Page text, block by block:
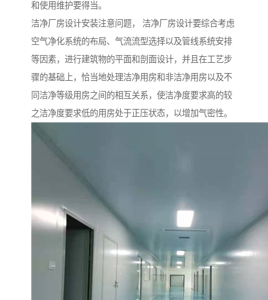
和使用维护要得当。
洁净厂房设计安装注意问题， 洁净厂房设计要综合考虑
空气净化系统的布局、气流流型选择以及管线系统安排
等因素，进行建筑物的平面和剖面设计，并且在工艺步
骤的基础上，恰当地处理洁净用房和非洁净用房以及不
同洁净等级用房之间的相互关系，使洁净度要求高的较
之洁净度要求低的用房处于正压状态，以增加气密性。